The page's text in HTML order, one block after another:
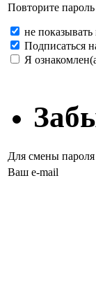
Повторите пароль
не
Подписаться
Я
Для смены
Ваш e-mail